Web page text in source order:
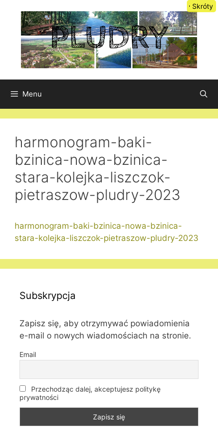
Skróty
Menu
harmonogram-baki-
bzinica-nowa-bzinica-
stara-kolejka-liszczok-
pietraszow-pludry-2023
harmonogram-baki-bzinica-nowa-bzinica-
stara-kolejka-liszczok-pietraszow-pludry-2023
Subskrypcja
Zapisz się, aby otrzymywać powiadomienia
e-mail o nowych wiadomościach na stronie.
Email
Przechodząc dalej, akceptujesz politykę
prywatności